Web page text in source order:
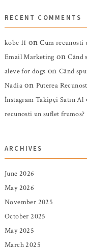
RECENT COMMENTS
kobe 11 onCum recunosti
Email Marketing onCând
aleve for dogs onCând
Nadiaon Puterea
İnstagram Takipçi Satın Al
recunosti un suflet frumos?
ARCHIVES
June 2026
May 2026
November 2025
October 2025
May 2025
March 2025